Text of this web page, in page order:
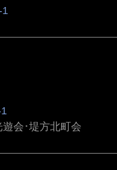
1
会･堤方北町会